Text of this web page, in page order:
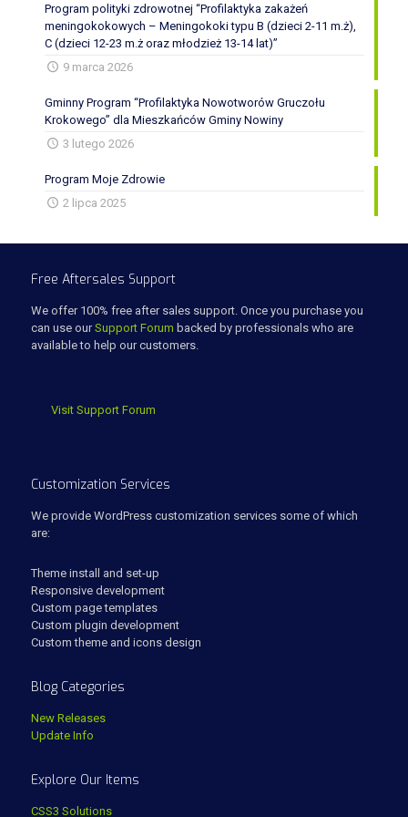
Program polityki zdrowotnej “Profilaktyka zakażeń
meningokokowych – Meningokoki typu B (dzieci 2-11 m.ż),
C (dzieci 12-23 m.ż oraz młodzież 13-14 lat)”
9 marca 2026
Gminny Program “Profilaktyka Nowotworów Gruczołu
Krokowego” dla Mieszkańców Gminy Nowiny
3 lutego 2026
Program Moje Zdrowie
2 lipca 2025
Free Aftersales Support
We offer 100% free after sales support. Once you purchase you
can use ourSupport Forum backed by professionals who are
available to help our customers.
Visit Support Forum
Customization Services
We provide WordPress customization services some of which
are:
Theme install and set-up
Responsive development
Custom page templates
Custom plugin development
Custom theme and icons design
Blog Categories
New Releases
Update Info
Explore Our Items
CSS3 Solutions